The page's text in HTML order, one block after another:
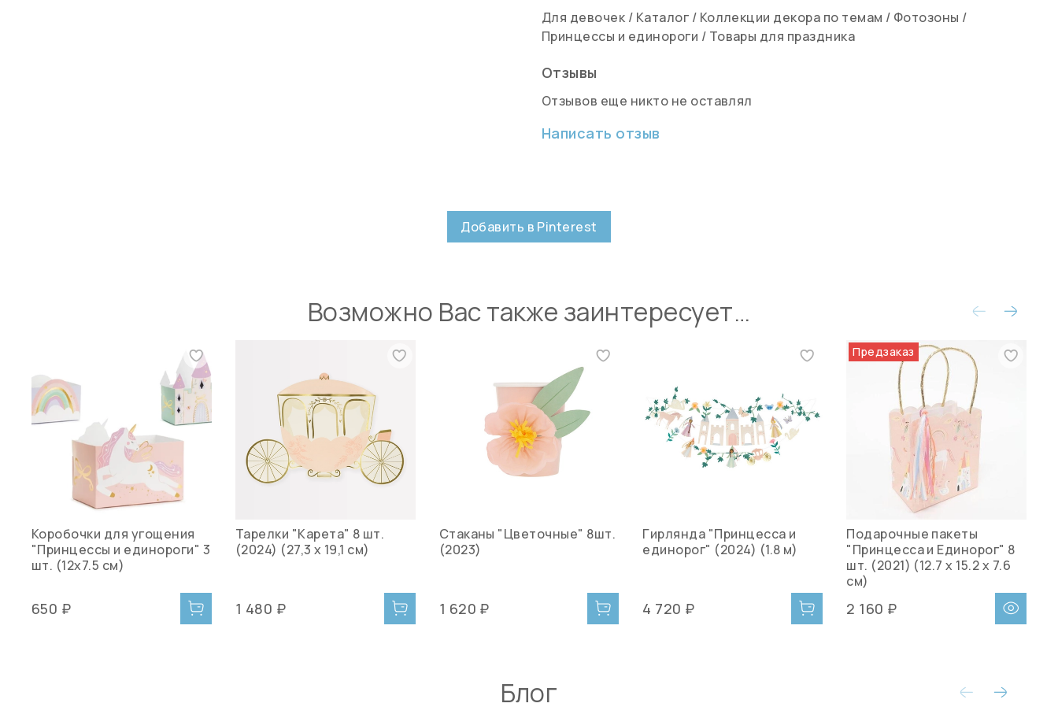
Для девочек / Каталог / Коллекции декора по темам / Фотозоны /
Принцессы и единороги / Товары для праздника
Отзывы
Отзывов еще никто не оставлял
Написать отзыв
Добавить в Pinterest
Возможно Вас также заинтересует…
Коробочки для угощения
"Принцессы и единороги" 3
шт. (12x7.5 см)
650 ₽
Тарелки "Карета" 8 шт.
(2024) (27,3 х 19,1 см)
1 480 ₽
Стаканы "Цветочные" 8шт.
(2023)
1 620 ₽
Гирлянда "Принцесса и
единорог" (2024) (1.8 м)
4 720 ₽
Предзаказ
Подарочные пакеты
"Принцесса и Единорог" 8
шт. (2021) (12.7 x 15.2 x 7.6
см)
2 160 ₽
Блог